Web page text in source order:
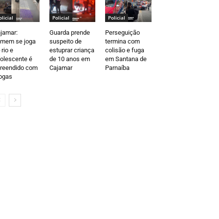
se joga
rio e
é
com
Policial
Guarda prende
suspeito de
estuprar criança
de 10 anos em
Cajamar
Policial
Perseguição
termina com
colisão e fuga
em Santana de
Parnaíba